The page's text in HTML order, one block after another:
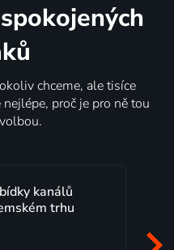
chceme, ale tisíce
proč je pro ně tou
kanálů
trhu